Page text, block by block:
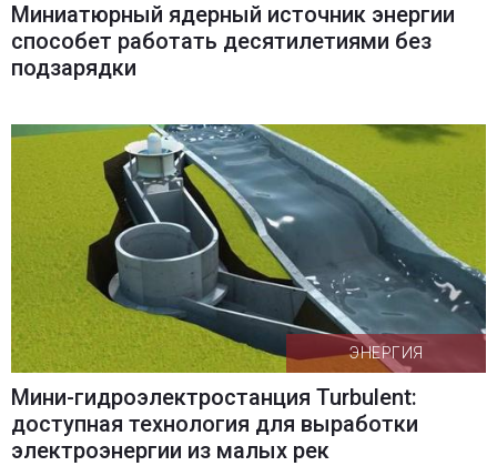
Миниатюрный ядерный источник энергии
способет работать десятилетиями без
подзарядки
ЭНЕРГИЯ
Мини-гидроэлектростанция Turbulent:
доступная технология для выработки
электроэнергии из малых рек